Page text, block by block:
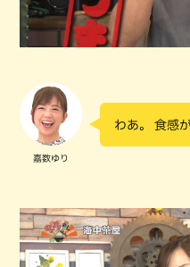
嘉数ゆり
わあ。 食感